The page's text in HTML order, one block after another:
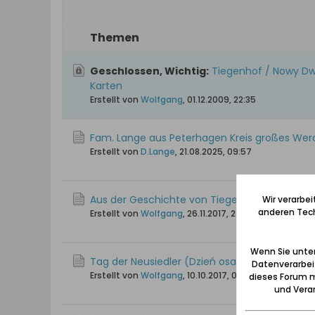
Themen
Geschlossen, Wichtig: Tiegenhof / Nowy
Karten
Erstellt von Wolfgang, 01.12.2009, 22:35
Fam. Lange aus Peterhagen Kreis großes
Erstellt von D.Lange, 21.08.2025, 09:57
Aus der Geschichte von Tiegenhof
Erstellt von Wolfgang, 26.11.2017, 22:33
Tag der Neusiedler (Dzień osadnika)
Erstellt von Wolfgang, 10.10.2017, 00:09
Wir
anderen
Wenn Sie
dieses Forum
und